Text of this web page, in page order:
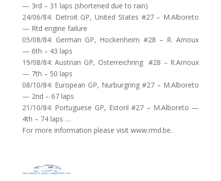
— 3rd – 31 laps (shortened due to rain)
24/06/84: Detroit GP, United States #27 – M.Alboreto
— Rtd engine failure
05/08/84: German GP, Hockenheim #28 – R. Arnoux
— 6th – 43 laps
19/08/84: Austrian GP, Osterreichring #28 – R.Arnoux
— 7th – 50 laps
08/10/84: European GP, Nurburgring #27 – M.Alboreto
— 2nd – 67 laps
21/10/84: Portuguese GP, Estoril #27 – M.Alboreto —
4th – 74 laps …
For more information please visit www.rmd.be.